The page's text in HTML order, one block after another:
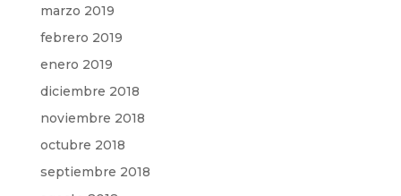
marzo 2019
febrero 2019
enero 2019
diciembre 2018
noviembre 2018
octubre 2018
septiembre 2018